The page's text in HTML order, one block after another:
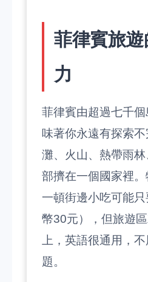
菲律賓旅
力
菲律賓由超過七千
味著你永遠有探索
灘、火山、熱帶雨
部擠在一個國家裡。
一頓街邊小吃可能
幣30元），但旅遊
上，英語很通用，
題。